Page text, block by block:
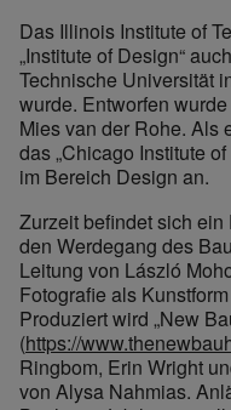
Das Illinois Institute of
„Institute of Design“
Technische Universität
wurde. Entworfen
Mies van der Rohe. Als
das „Chicago Institute
im Bereich Design an.
Zurzeit befindet sich
den Werdegang des
Leitung von László
Fotografie als
Produziert wird „New
(https://
Ringbom, Erin Wright
von Alysa Nahmias.